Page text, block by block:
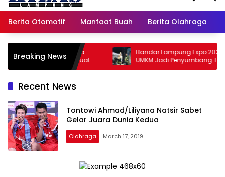
Berita Otomotif Manfaat Buah Berita Olahraga
Breaking News
Jalin Kerja
Solok, Perkuat
dan Kendalikan
Bandar Lampung Expo 2026
UMKM Jadi Penyumbang Transaksi
Terbesar
Recent News
Tontowi Ahmad/Liliyana Natsir Sabet
Gelar Juara Dunia Kedua
Olahraga March 17, 2019